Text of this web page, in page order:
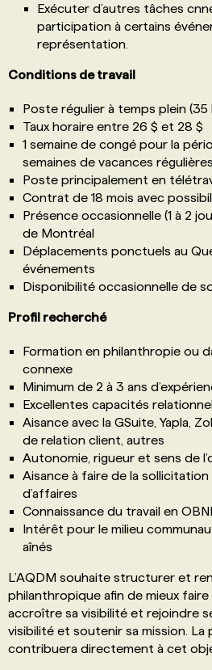
Exécuter d’autres tâches
participation à certains
représentation.
Conditions de travail
Poste régulier à temps plein (35
Taux horaire entre 26 $ et 28 $
1 semaine de congé pour la
semaines de vacances
Poste principalement en
Contrat de 18 mois avec
Présence occasionnelle (1 à 2
de Montréal
Déplacements ponctuels au
événements
Disponibilité occasionnelle de
Profil recherché
Formation en philanthropie ou
connexe
Minimum de 2 à 3 ans
Excellentes capacités
Aisance avec la GSuite, Yapla,
de relation client, autres
Autonomie, rigueur et sens de
Aisance à faire de la
d’affaires
Connaissance du travail en
Intérêt pour le milieu
aînés
L’AQDM souhaite structurer et
philanthropique afin de mieux faire
accroître sa visibilité et rejoindre
visibilité et soutenir sa mission.
contribuera directement à cet